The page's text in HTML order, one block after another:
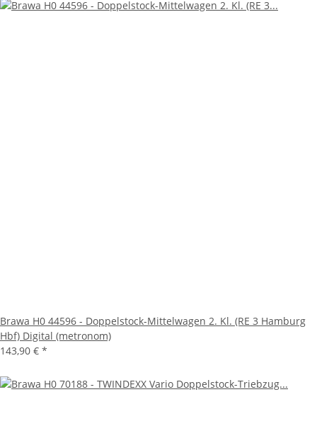
Brawa H0 44596 - Doppelstock-Mittelwagen 2. Kl. (RE 3 Hamburg
Hbf) Digital (metronom)
143,90 € *